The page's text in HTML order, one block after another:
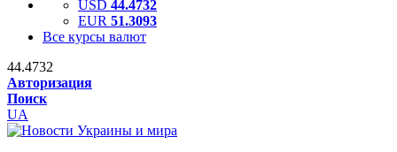
USD 44.4732
EUR 51.3093
Все курсы валют
44.4732
Авторизация
Поиск
UA